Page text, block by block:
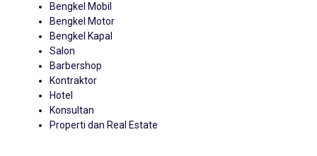
Bengkel Mobil
Bengkel Motor
Bengkel Kapal
Salon
Barbershop
Kontraktor
Hotel
Konsultan
Properti dan Real Estate